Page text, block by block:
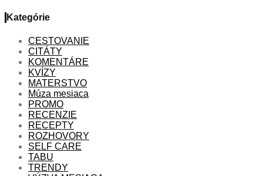
Kategórie
CESTOVANIE
CITÁTY
KOMENTÁRE
KVÍZY
MATERSTVO
Múza mesiaca
PROMO
RECENZIE
RECEPTY
ROZHOVORY
SELF CARE
TABU
TRENDY